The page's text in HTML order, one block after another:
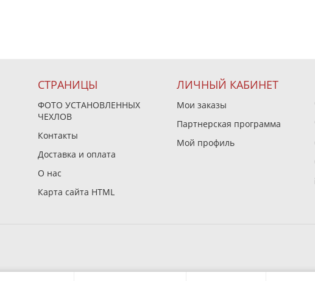
СТРАНИЦЫ
ФОТО УСТАНОВЛЕННЫХ
ЧЕХЛОВ
Контакты
Доставка и оплата
О нас
Карта сайта HTML
ЛИЧНЫЙ КАБИНЕТ
Мои заказы
Партнерская программа
Мой профиль